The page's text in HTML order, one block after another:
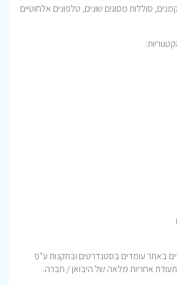
סוללות מסוגים שונים, טלפונים אלחוטיים
באתר עומדים בסטנדרטים ובתקנות ע”פ
תעודת אחריות מלאה של היבואן / חברה.